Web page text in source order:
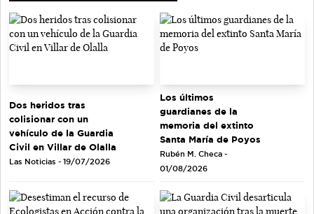
Dos heridos tras
colisionar con un
vehículo de la Guardia
Civil en Villar de Olalla
Las Noticias - 19/07/2026
Los últimos
guardianes de la
memoria del extinto
Santa María de Poyos
Rubén M. Checa -
01/08/2026